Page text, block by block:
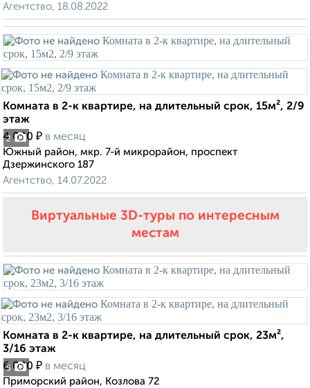
Агентство, 18.08.2022
2
Комната в 2-к квартире, на длительный срок, 15м², 2/9
этаж
4 000 ₽ в месяц
Южный район, мкр. 7-й микрорайон, проспект
Дзержинского 187
Агентство, 14.07.2022
Виртуальные 3D-туры по интересным
местам
5
Комната в 2-к квартире, на длительный срок, 23м²,
3/16 этаж
6 000 ₽ в месяц
Приморский район, Козлова 72